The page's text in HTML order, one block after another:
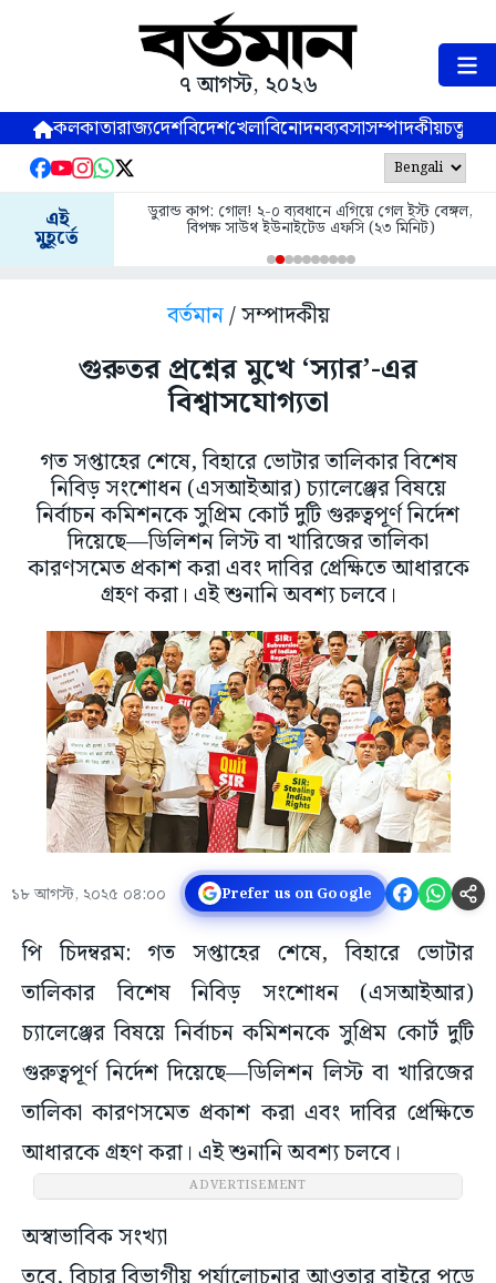
৭ আগস্ট, ২০২৬
কলকাতারাজ্যদেশবিদেশখেলাবিনোদনব্যবসাসম্পাদকীয়
এই
মুহূর্তে
ডুরান্ড কাপ: গোল! ২-০ ব্যবধানে এগিয়ে গেল ইস্ট বেঙ্গল,
বিপক্ষ সাউথ ইউনাইটেড এফসি (২৩ মিনিট)
বর্তমান/ সম্পাদকীয়
গুরুতর প্রশ্নের মুখে ‘স্যার’-এর
বিশ্বাসযোগ্যতা
গত সপ্তাহের শেষে, বিহারে ভোটার তালিকার বিশেষ
নিবিড় সংশোধন (এসআইআর) চ্যালেঞ্জের বিষয়ে
নির্বাচন কমিশনকে সুপ্রিম কোর্ট দুটি গুরুত্বপূর্ণ নির্দেশ
দিয়েছে—ডিলিশন লিস্ট বা খারিজের তালিকা
কারণসমেত প্রকাশ করা এবং দাবির প্রেক্ষিতে আধারকে
গ্রহণ করা। এই শুনানি অবশ্য চলবে।
১৮ আগস্ট, ২০২৫ ০৪:০০ Prefer us on Google
পি চিদম্বরম: গত সপ্তাহের শেষে, বিহারে ভোটার
তালিকার বিশেষ নিবিড় সংশোধন (এসআইআর)
চ্যালেঞ্জের বিষয়ে নির্বাচন কমিশনকে সুপ্রিম কোর্ট দুটি
গুরুত্বপূর্ণ নির্দেশ দিয়েছে—ডিলিশন লিস্ট বা খারিজের
তালিকা কারণসমেত প্রকাশ করা এবং দাবির প্রেক্ষিতে
আধারকে গ্রহণ করা। এই শুনানি অবশ্য চলবে।
অস্বাভাবিক সংখ্যা
তবে, বিচার বিভাগীয় পর্যালোচনার আওতার বাইরে পড়ে
এসআইআরের এমনকিছু দিক রয়েছে। এসআইআরের